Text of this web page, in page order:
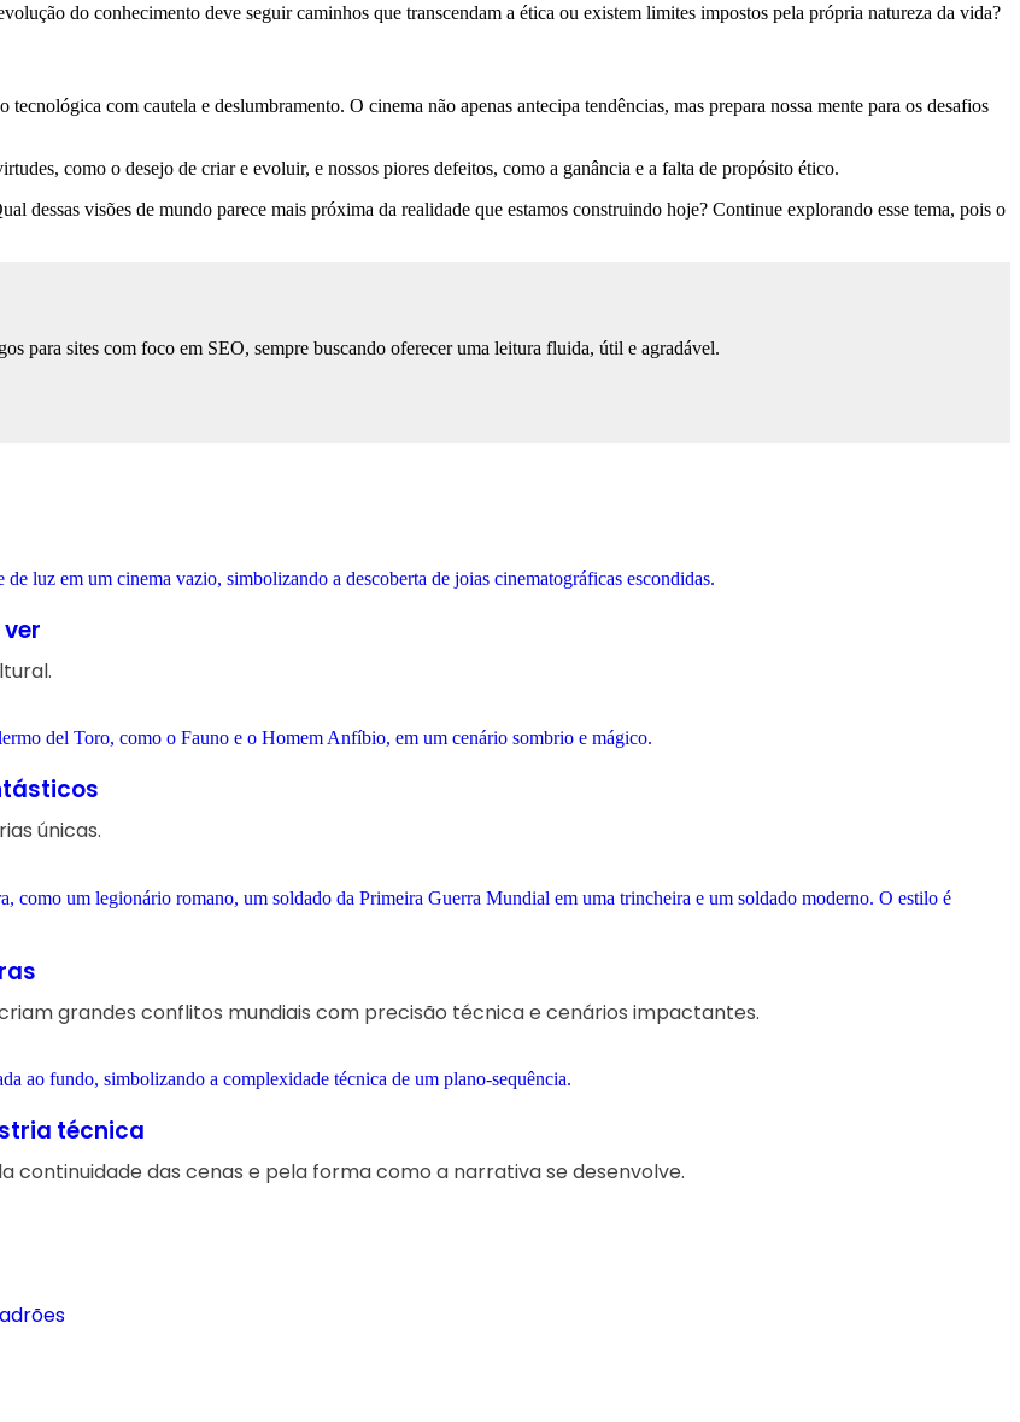
do conhecimento deve seguir caminhos que transcendam a ética ou existem limites impostos pela própria natureza da vida?
com cautela e deslumbramento. O cinema não apenas antecipa tendências, mas prepara nossa mente para os desafios
como o desejo de criar e evoluir, e nossos piores defeitos, como a ganância e a falta de propósito ético.
dessas visões de mundo parece mais próxima da realidade que estamos construindo hoje? Continue explorando esse tema, pois o
para sites com foco em SEO, sempre buscando oferecer uma leitura fluida, útil e agradável.
únicas.
grandes conflitos mundiais com precisão técnica e cenários impactantes.
técnica
das cenas e pela forma como a narrativa se desenvolve.